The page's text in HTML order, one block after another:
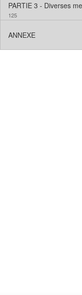
PARTIE 3 - Diverses
125
ANNEXE